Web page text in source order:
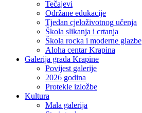
Tečajevi
Održane edukacije
Tjedan cjeloživotnog učenja
Škola slikanja i crtanja
Škola rocka i moderne glazbe
Aloha centar Krapina
Galerija grada Krapine
Povijest galerije
2026 godina
Protekle izložbe
Kultura
Mala galerija